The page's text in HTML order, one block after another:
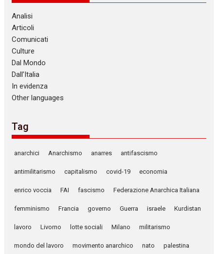
Analisi
Articoli
Comunicati
Culture
Dal Mondo
Dall’Italia
In evidenza
Other languages
Tag
anarchici Anarchismo anarres antifascismo
antimilitarismo capitalismo covid-19 economia
enrico voccia FAI fascismo Federazione Anarchica Italiana
femminismo Francia governo Guerra israele Kurdistan
lavoro Livorno lotte sociali Milano militarismo
mondo del lavoro movimento anarchico nato palestina